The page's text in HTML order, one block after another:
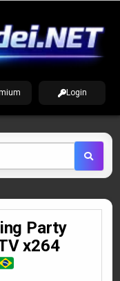
Login
Party
x264